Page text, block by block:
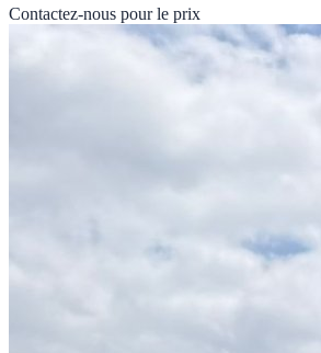
Contactez-nous pour le prix